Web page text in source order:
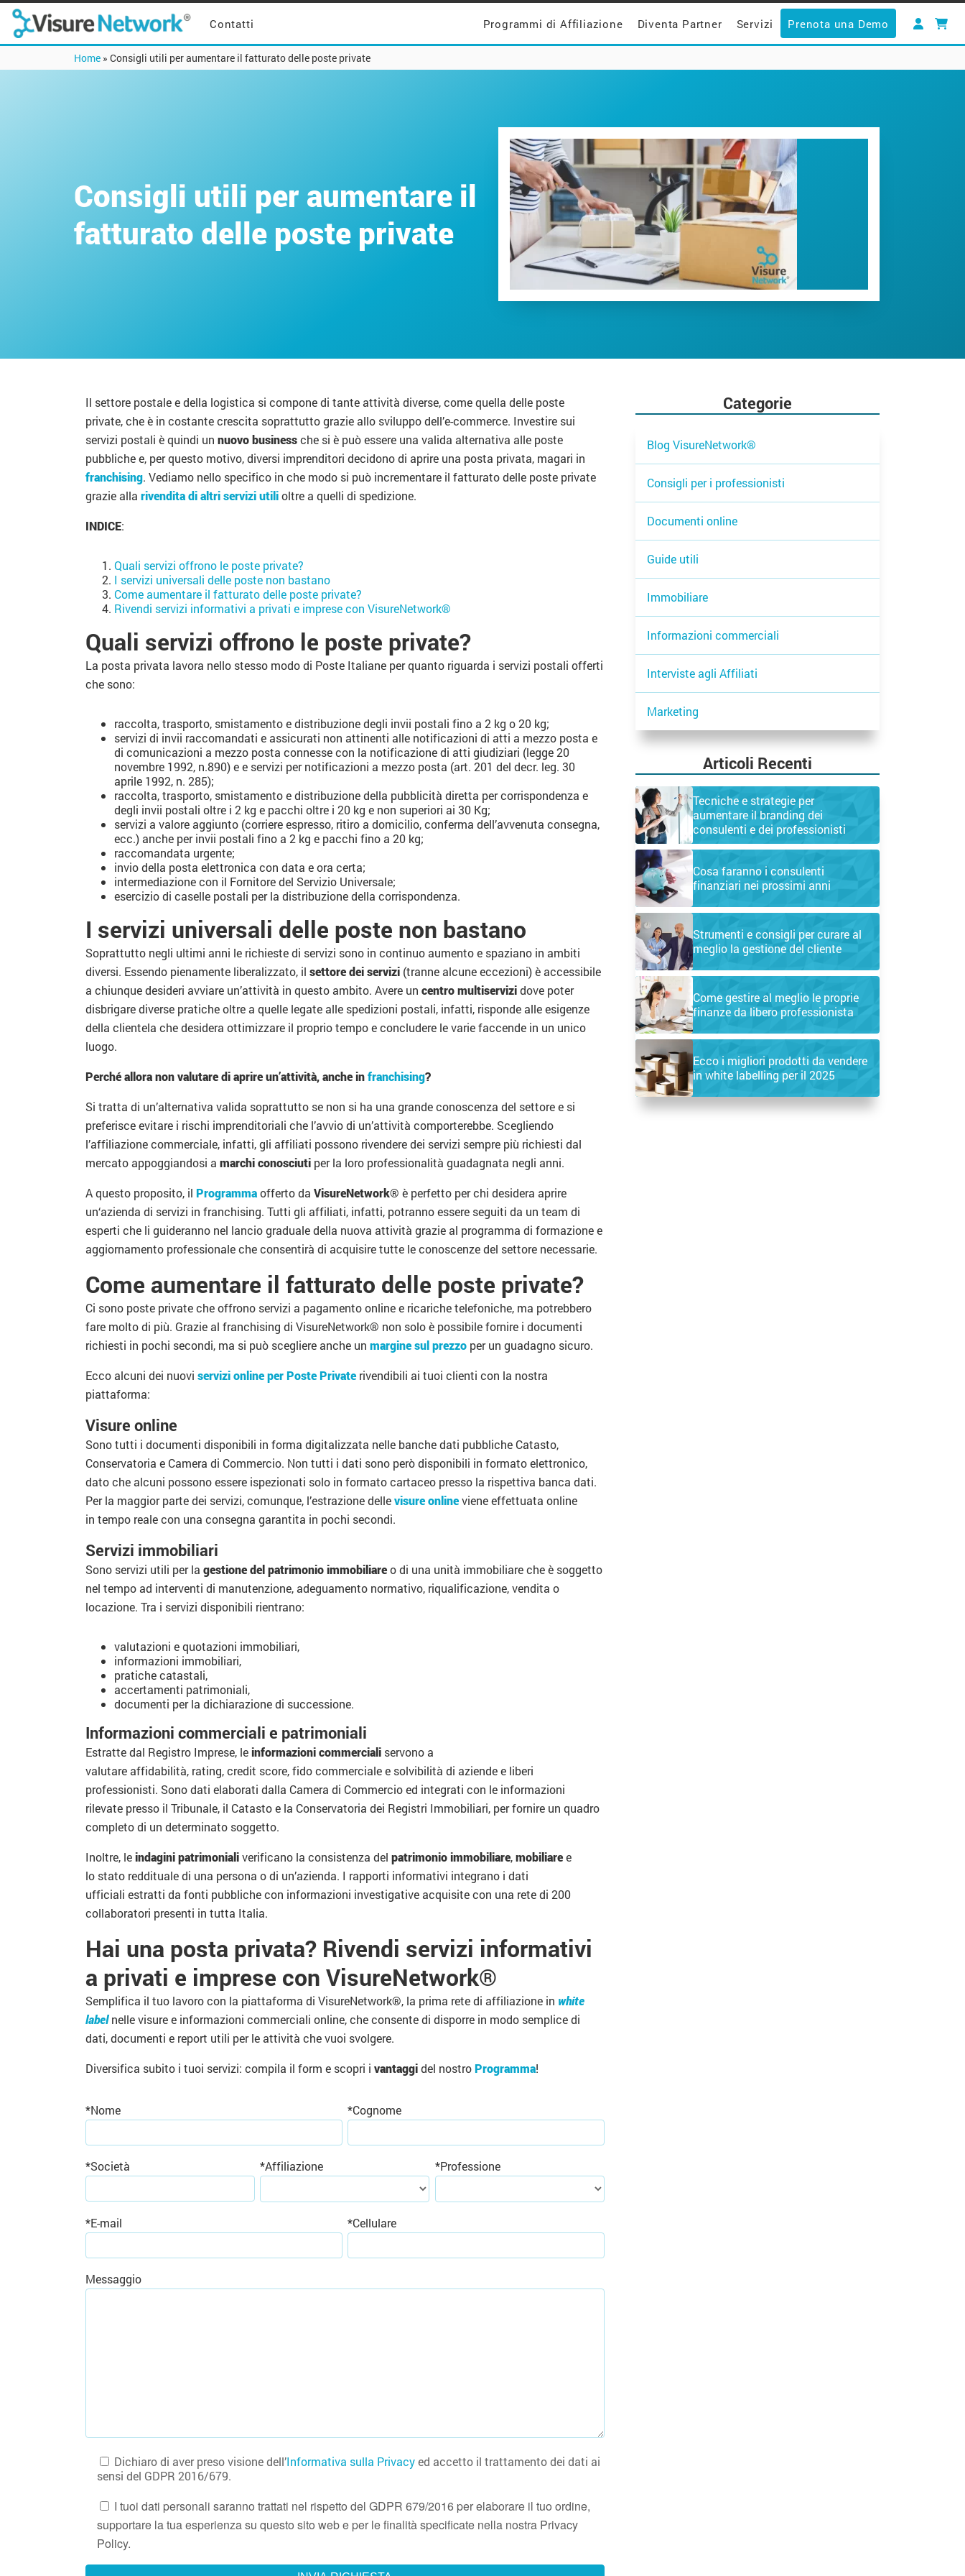
Contatti Programmi di Affiliazione Diventa Partner Servizi Prenota una Demo
Home » Consigli utili per aumentare il fatturato delle poste private
Consigli utili per aumentare il
fatturato delle poste private
Il settore postale e della logistica si compone di tante attività diverse, come quella delle poste
private, che è in costante crescita soprattutto grazie allo sviluppo dell’e-commerce. Investire sui
servizi postali è quindi un nuovo businessche si è può essere una valida alternativa alle poste
pubbliche e, per questo motivo, diversi imprenditori decidono di aprire una posta privata, magari in
franchising. Vediamo nello specifico in che modo si può incrementare il fatturato delle poste private
grazie alla rivendita di altri servizi utilioltre a quelli di spedizione.
INDICE:
Quali servizi offrono le poste private?
I servizi universali delle poste non bastano
Come aumentare il fatturato delle poste private?
Rivendi servizi informativi a privati e imprese con VisureNetwork®
Quali servizi offrono le poste private?
La posta privata lavora nello stesso modo di Poste Italiane per quanto riguarda i servizi postali offerti
che sono:
raccolta, trasporto, smistamento e distribuzione degli invii postali fino a 2 kg o 20 kg;
servizi di invii raccomandati e assicurati non attinenti alle notificazioni di atti a mezzo posta e
di comunicazioni a mezzo posta connesse con la notificazione di atti giudiziari (legge 20
novembre 1992, n.890) e e servizi per notificazioni a mezzo posta (art. 201 del decr. leg. 30
aprile 1992, n. 285);
raccolta, trasporto, smistamento e distribuzione della pubblicità diretta per corrispondenza e
degli invii postali oltre i 2 kg e pacchi oltre i 20 kg e non superiori ai 30 Kg;
servizi a valore aggiunto (corriere espresso, ritiro a domicilio, conferma dell’avvenuta consegna,
ecc.) anche per invii postali fino a 2 kg e pacchi fino a 20 kg;
raccomandata urgente;
invio della posta elettronica con data e ora certa;
intermediazione con il Fornitore del Servizio Universale;
esercizio di caselle postali per la distribuzione della corrispondenza.
I servizi universali delle poste non bastano
Soprattutto negli ultimi anni le richieste di servizi sono in continuo aumento e spaziano in ambiti
diversi. Essendo pienamente liberalizzato, il settore dei servizi (tranne alcune eccezioni) è accessibile
a chiunque desideri avviare un’attività in questo ambito. Avere un centro multiservizidove poter
disbrigare diverse pratiche oltre a quelle legate alle spedizioni postali, infatti, risponde alle esigenze
della clientela che desidera ottimizzare il proprio tempo e concludere le varie faccende in un unico
luogo.
Perché allora non valutare di aprire un’attività, anche infranchising?
Si tratta di un’alternativa valida soprattutto se non si ha una grande conoscenza del settore e si
preferisce evitare i rischi imprenditoriali che l’avvio di un’attività comporterebbe. Scegliendo
l’affiliazione commerciale, infatti, gli affiliati possono rivendere dei servizi sempre più richiesti dal
mercato appoggiandosi a marchi conosciuti per la loro professionalità guadagnata negli anni.
A questo proposito, il Programmaofferto da VisureNetwork® è perfetto per chi desidera aprire
un‘azienda di servizi in franchising. Tutti gli affiliati, infatti, potranno essere seguiti da un team di
esperti che li guideranno nel lancio graduale della nuova attività grazie al programma di formazione e
aggiornamento professionale che consentirà di acquisire tutte le conoscenze del settore necessarie.
Come aumentare il fatturato delle poste private?
Ci sono poste private che offrono servizi a pagamento online e ricariche telefoniche, ma potrebbero
fare molto di più. Grazie al franchising di VisureNetwork® non solo è possibile fornire i documenti
richiesti in pochi secondi, ma si può scegliere anche un margine sul prezzo per un guadagno sicuro.
Ecco alcuni dei nuovi servizi online per Poste Privaterivendibili ai tuoi clienti con la nostra
piattaforma:
Visure online
Sono tutti i documenti disponibili in forma digitalizzata nelle banche dati pubbliche Catasto,
Conservatoria e Camera di Commercio. Non tutti i dati sono però disponibili in formato elettronico,
dato che alcuni possono essere ispezionati solo in formato cartaceo presso la rispettiva banca dati.
Per la maggior parte dei servizi, comunque, l’estrazione dellevisure onlineviene effettuata online
in tempo reale con una consegna garantita in pochi secondi.
Servizi immobiliari
Sono servizi utili per la gestione del patrimonio immobiliareo di una unità immobiliare che è soggetto
nel tempo ad interventi di manutenzione, adeguamento normativo, riqualificazione, vendita o
locazione. Tra i servizi disponibili rientrano:
valutazioni e quotazioni immobiliari,
informazioni immobiliari,
pratiche catastali,
accertamenti patrimoniali,
documenti per la dichiarazione di successione.
Informazioni commerciali e patrimoniali
Estratte dal Registro Imprese, leinformazioni commerciali servono a
valutare affidabilità, rating, credit score, fido commerciale e solvibilità di aziende e liberi
professionisti. Sono dati elaborati dalla Camera di Commercio ed integrati con le informazioni
rilevate presso il Tribunale, il Catasto e la Conservatoria dei Registri Immobiliari, per fornire un quadro
completo di un determinato soggetto.
Inoltre, leindagini patrimonialiverificano la consistenza del patrimonio immobiliare,mobiliaree
lo stato reddituale di una persona o di un’azienda. I rapporti informativi integrano i dati
ufficiali estratti da fonti pubbliche con informazioni investigative acquisite con una rete di 200
collaboratori presenti in tutta Italia.
Hai una posta privata? Rivendi servizi informativi
a privati e imprese con VisureNetwork®
Semplifica il tuo lavoro con la piattaforma di VisureNetwork®, la prima rete di affiliazione in white
labelnelle visure e informazioni commerciali online, che consente di disporre in modo semplice di
dati, documenti e report utili per le attività che vuoi svolgere.
Diversifica subito i tuoi servizi: compila il form e scopri i vantaggidel nostroProgramma!
*Nome *Cognome
*Società *Affiliazione *Professione
*E-mail *Cellulare
Messaggio
Dichiaro di aver preso visione dell’Informativa sulla Privacyed accetto il trattamento dei dati ai
sensi del GDPR 2016/679.
I tuoi dati personali saranno trattati nel rispetto del GDPR 679/2016 per elaborare il tuo ordine,
supportare la tua esperienza su questo sito web e per le finalità specificate nella nostra Privacy
Policy.
Categorie
Blog VisureNetwork®
Consigli per i professionisti
Documenti online
Guide utili
Immobiliare
Informazioni commerciali
Interviste agli Affiliati
Marketing
Articoli Recenti
Tecniche e strategie per
aumentare il branding dei
consulenti e dei professionisti
Cosa faranno i consulenti
finanziari nei prossimi anni
Strumenti e consigli per curare al
meglio la gestione del cliente
Come gestire al meglio le proprie
finanze da libero professionista
Ecco i migliori prodotti da vendere
in white labelling per il 2025